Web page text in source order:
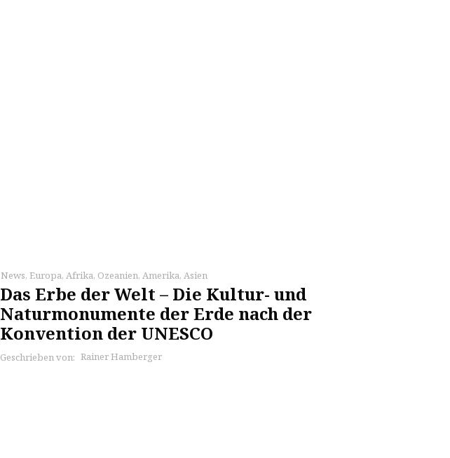
News, Europa, Afrika, Ozeanien, Amerika, Asien
Das Erbe der Welt – Die Kultur- und
Naturmonumente der Erde nach der
Konvention der UNESCO
Geschrieben von: Rainer Hamberger